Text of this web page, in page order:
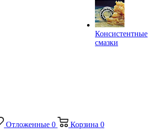
Консистентные
смазки
Отложенные 0 Корзина 0